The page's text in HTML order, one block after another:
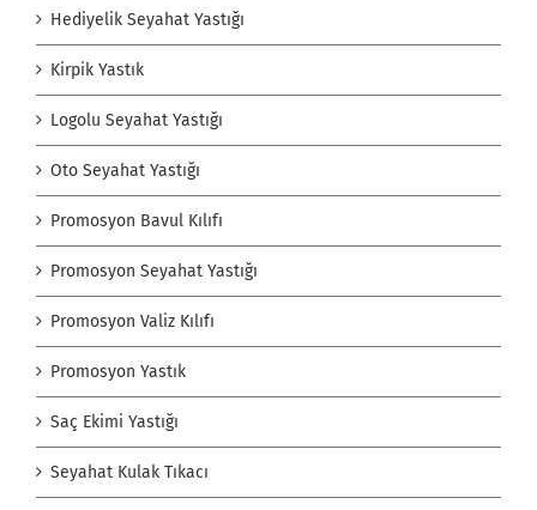
Hediyelik Seyahat Yastığı
Kirpik Yastık
Logolu Seyahat Yastığı
Oto Seyahat Yastığı
Promosyon Bavul Kılıfı
Promosyon Seyahat Yastığı
Promosyon Valiz Kılıfı
Promosyon Yastık
Saç Ekimi Yastığı
Seyahat Kulak Tıkacı